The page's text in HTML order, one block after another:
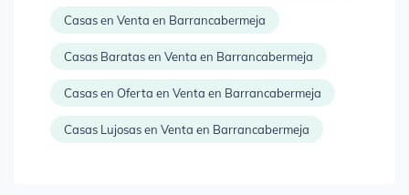
Casas en Venta en Barrancabermeja
Casas Baratas en Venta en Barrancabermeja
Casas en Oferta en Venta en Barrancabermeja
Casas Lujosas en Venta en Barrancabermeja